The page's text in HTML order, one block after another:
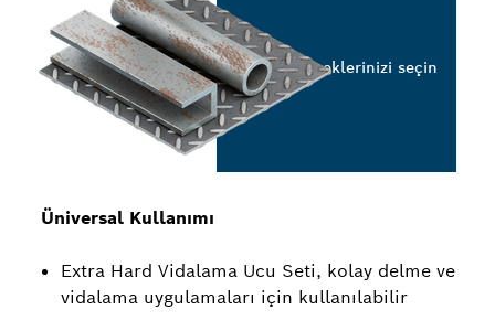
Üniversal Kullanımı
Extra Hard Vidalama Ucu Seti, kolay delme ve
vidalama uygulamaları için kullanılabilir
Seçeneklerinizi seçin